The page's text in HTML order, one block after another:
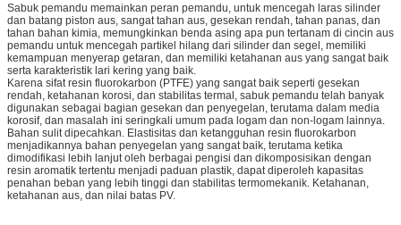
Sabuk pemandu memainkan peran pemandu, untuk mencegah laras silinder
dan batang piston aus, sangat tahan aus, gesekan rendah, tahan panas, dan
tahan bahan kimia, memungkinkan benda asing apa pun tertanam di cincin aus
pemandu untuk mencegah partikel hilang dari silinder dan segel, memiliki
kemampuan menyerap getaran, dan memiliki ketahanan aus yang sangat baik
serta karakteristik lari kering yang baik.
Karena sifat resin fluorokarbon (PTFE) yang sangat baik seperti gesekan
rendah, ketahanan korosi, dan stabilitas termal, sabuk pemandu telah banyak
digunakan sebagai bagian gesekan dan penyegelan, terutama dalam media
korosif, dan masalah ini seringkali umum pada logam dan non-logam lainnya.
Bahan sulit dipecahkan. Elastisitas dan ketangguhan resin fluorokarbon
menjadikannya bahan penyegelan yang sangat baik, terutama ketika
dimodifikasi lebih lanjut oleh berbagai pengisi dan dikomposisikan dengan
resin aromatik tertentu menjadi paduan plastik, dapat diperoleh kapasitas
penahan beban yang lebih tinggi dan stabilitas termomekanik. Ketahanan,
ketahanan aus, dan nilai batas PV.